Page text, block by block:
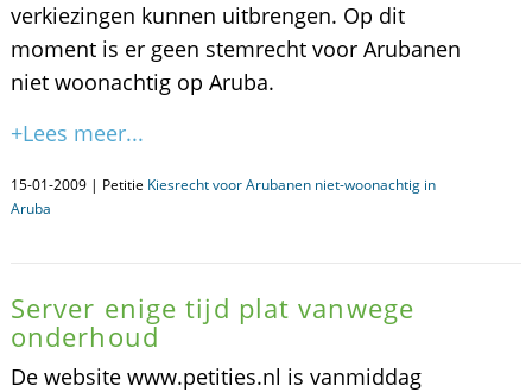
verkiezingen kunnen uitbrengen. Op dit
moment is er geen stemrecht voor Arubanen
niet woonachtig op Aruba.
+Lees meer...
15-01-2009 | Petitie Kiesrecht voor Arubanen niet-woonachtig in
Aruba
Server enige tijd plat vanwege
onderhoud
De website www.petities.nl is vanmiddag